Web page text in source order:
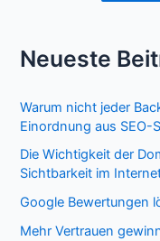
Neueste
Warum nicht jeder
Einordnung aus SEO-
Die Wichtigkeit der
Sichtbarkeit im
Google Bewertungen
Mehr Vertrauen